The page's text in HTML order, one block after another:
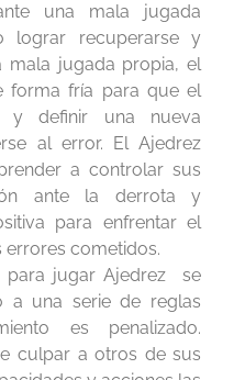
una mala jugada
lograr recuperarse y
mala jugada propia, el
forma fría para que el
y definir una nueva
al error. El Ajedrez
a controlar sus
ante la derrota y
para enfrentar el
cometidos.
para jugar Ajedrez se
a una serie de reglas
es penalizado.
culpar a otros de sus